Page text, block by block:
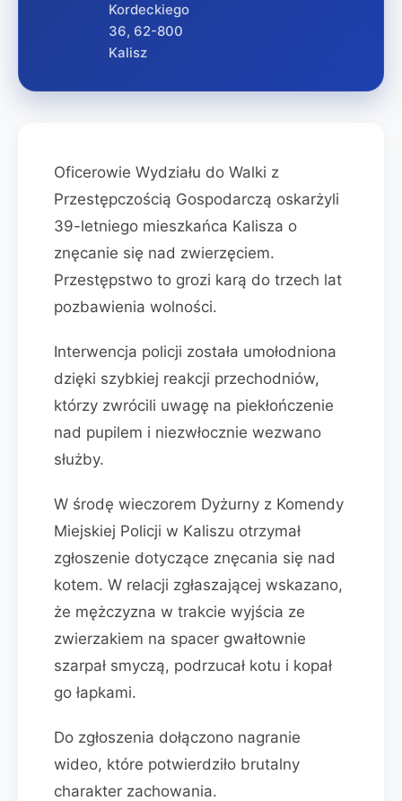
Kordeckiego
36, 62-800
Kalisz
Oficerowie Wydziału do Walki z
Przestępczością Gospodarczą oskarżyli
39-letniego mieszkańca Kalisza o
znęcanie się nad zwierzęciem.
Przestępstwo to grozi karą do trzech lat
pozbawienia wolności.
Interwencja policji została umołodniona
dzięki szybkiej reakcji przechodniów,
którzy zwrócili uwagę na piekłończenie
nad pupilem i niezwłocznie wezwano
służby.
W środę wieczorem Dyżurny z Komendy
Miejskiej Policji w Kaliszu otrzymał
zgłoszenie dotyczące znęcania się nad
kotem. W relacji zgłaszającej wskazano,
że mężczyzna w trakcie wyjścia ze
zwierzakiem na spacer gwałtownie
szarpał smyczą, podrzucał kotu i kopał
go łapkami.
Do zgłoszenia dołączono nagranie
wideo, które potwierdziło brutalny
charakter zachowania.